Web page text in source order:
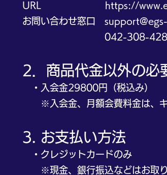
URL
https://
お問い合わせ窓口
042-308-
2．商品代金以外の必
・入会金29800円（税込み）
※入会金、月額会費料金は、キ
3. お支払い方法
・クレジットカードのみ
※現金、銀行振込などはお取り